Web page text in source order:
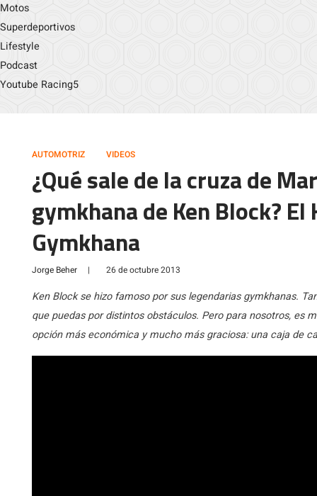
Motos
Superdeportivos
Lifestyle
Podcast
Youtube Racing5
AUTOMOTRIZ VIDEOS
¿Qué sale de la cruza de
gymkhana de Ken Block? El
Gymkhana
Jorge Beher | 26 de octubre 2013
Ken Block se hizo famoso por sus legendarias gymkhanas.
que puedas por distintos obstáculos. Pero para nosotros, es
opción más económica y mucho más graciosa: una caja de